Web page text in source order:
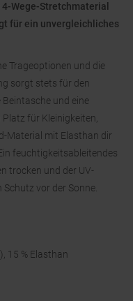
Wege-Stretchmaterial
für ein unvergleichliches
Trageoptionen und die
sorgt stets für den
Beintasche und eine
für Kleinigkeiten,
Material mit Elasthan dir
feuchtigkeitsableitendes
trocken und der UV-
vor der Sonne.
15 % Elasthan